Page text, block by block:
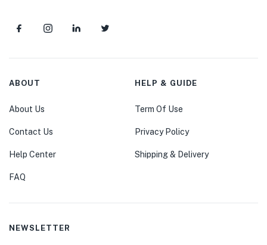
ABOUT
About Us
Contact Us
Help Center
FAQ
HELP & GUIDE
Term Of Use
Privacy Policy
Shipping & Delivery
NEWSLETTER